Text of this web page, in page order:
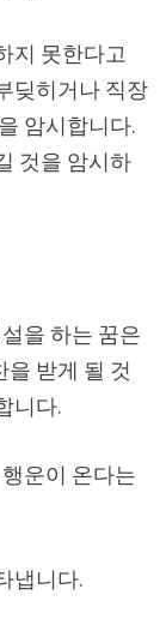
지 못한다고
딪히거나 직장
암시합니다.
것을 암시하
을 하는 꿈은
받게 될 것
니다.
운이 온다는
냅니다.